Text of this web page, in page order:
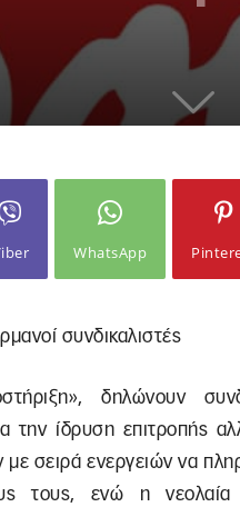
WhatsApp
συνδικαλιστές
δηλώνουν
την ίδρυση επιτροπής
με σειρά ενεργειών να
τους, ενώ η νεολαία